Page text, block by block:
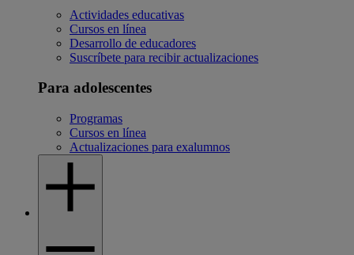
Actividades educativas
Cursos en línea
Desarrollo de educadores
Suscríbete para recibir actualizaciones
Para adolescentes
Programas
Cursos en línea
Actualizaciones para exalumnos